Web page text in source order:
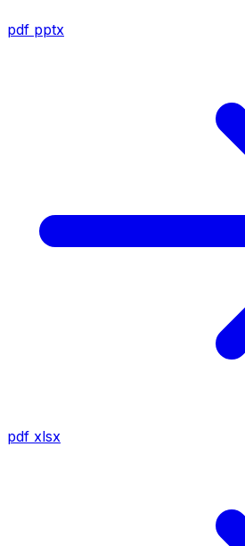
pdf pptx
pdf xlsx